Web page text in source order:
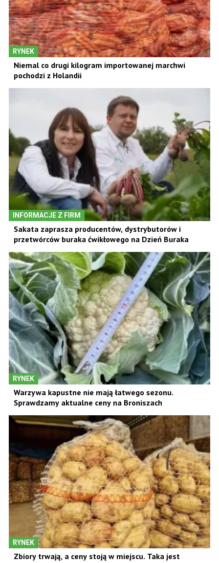
RYNEK
Niemal co drugi kilogram importowanej marchwi
pochodzi z Holandii
INFORMACJE Z FIRM
Sakata zaprasza producentów, dystrybutorów i
przetwórców buraka ćwikłowego na Dzień Buraka
RYNEK
Warzywa kapustne nie mają łatwego sezonu.
Sprawdzamy aktualne ceny na Broniszach
RYNEK
Zbiory trwają, a ceny stoją w miejscu. Taka jest